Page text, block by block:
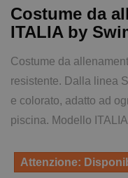
Costume da
ITALIA by
Costume da
resistente. Dalla linea
e colorato, adatto ad
piscina. Modello ITALIA
Attenzione: